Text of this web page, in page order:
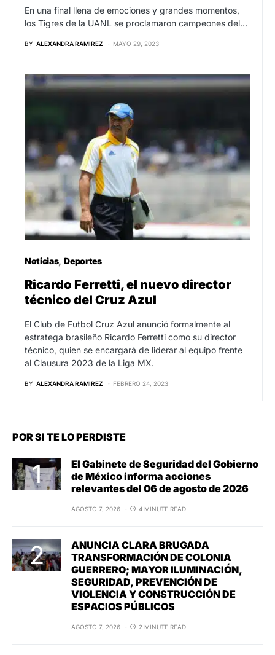
En una final llena de emociones y grandes momentos,
los Tigres de la UANL se proclamaron campeones del…
BY ALEXANDRA RAMIREZ MAYO 29, 2023
Noticias Deportes
Ricardo Ferretti, el nuevo director
técnico del Cruz Azul
El Club de Futbol Cruz Azul anunció formalmente al
estratega brasileño Ricardo Ferretti como su director
técnico, quien se encargará de liderar al equipo frente
al Clausura 2023 de la Liga MX.
BY ALEXANDRA RAMIREZ FEBRERO 24, 2023
POR SI TE LO PERDISTE
El Gabinete de Seguridad del Gobierno
de México informa acciones
relevantes del 06 de agosto de 2026
AGOSTO 7, 2026 4 MINUTE READ
ANUNCIA CLARA BRUGADA
TRANSFORMACIÓN DE COLONIA
GUERRERO; MAYOR ILUMINACIÓN,
SEGURIDAD, PREVENCIÓN DE
VIOLENCIA Y CONSTRUCCIÓN DE
ESPACIOS PÚBLICOS
AGOSTO 7, 2026 2 MINUTE READ